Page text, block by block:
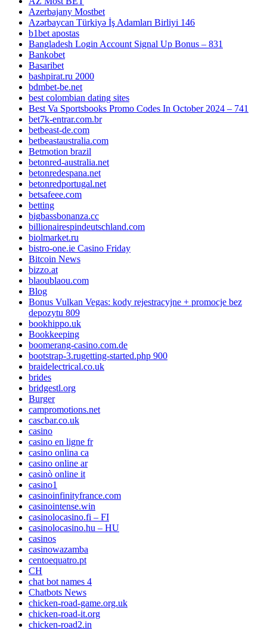
Azerbajany Mostbet
Azərbaycan Türkiyə İş Adamları Birliyi 146
b1bet apostas
Bangladesh Login Account Signal Up Bonus – 831
Bankobet
Basaribet
bashpirat.ru 2000
bdmbet-be.net
best colombian dating sites
Best Va Sportsbooks Promo Codes In October 2024 – 741
bet7k-entrar.com.br
betbeast-de.com
betbeastaustralia.com
Betmotion brazil
betonred-australia.net
betonredespana.net
betonredportugal.net
betsafeee.com
betting
bigbassbonanza.cc
billionairespindeutschland.com
biolmarket.ru
bistro-one.ie Casino Friday
Bitcoin News
bizzo.at
blaoublaou.com
Blog
Bonus Vulkan Vegas: kody rejestracyjne + promocje bez
depozytu 809
bookhippo.uk
Bookkeeping
boomerang-casino.com.de
bootstrap-3.rugetting-started.php 900
braidelectrical.co.uk
brides
bridgestl.org
Burger
campromotions.net
cascbar.co.uk
casino
casino en ligne fr
casino onlina ca
casino online ar
casinò online it
casino1
casinoinfinityfrance.com
casinointense.win
casinolocasino.fi – FI
casinolocasino.hu – HU
casinos
casinowazamba
centoequatro.pt
CH
chat bot names 4
Chatbots News
chicken-road-game.org.uk
chicken-road-it.org
chicken-road2.in